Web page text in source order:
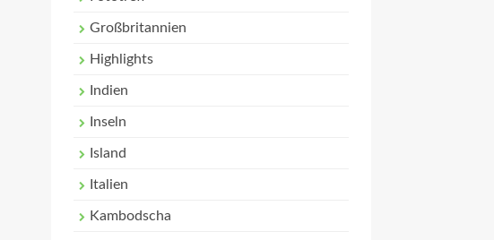
Großbritannien
Highlights
Indien
Inseln
Island
Italien
Kambodscha